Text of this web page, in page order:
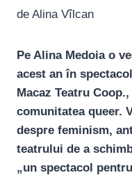
de Alina Vîlcan
Pe Alina Medoia o
acest an în
Macaz Teatru
comunitatea queer.
despre feminism,
teatrului de a
„un spectacol